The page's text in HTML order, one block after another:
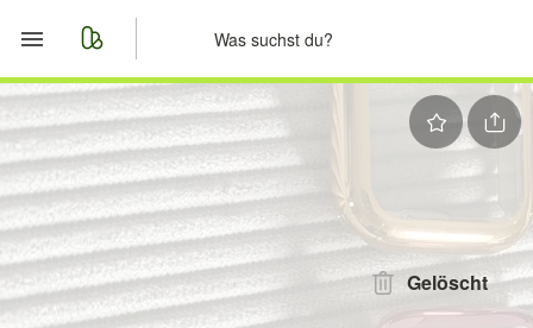
Start
Merkliste
Nachrichten
Anzeige aufgeben
Gelöscht